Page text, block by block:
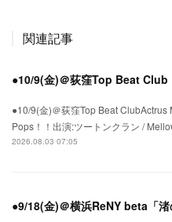
関連記事
●10/9(金)＠荻窪Top Beat
●10/9(金)＠荻窪Top Beat
Pops！！出演:ツートンクラン /
2026.08.03 07:05
●9/18(金)＠横浜ReNY beta「